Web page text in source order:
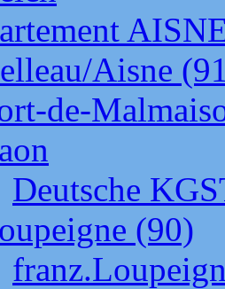
Aisne
de-
Deutsche
(90)